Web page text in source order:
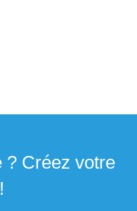
? Créez votre